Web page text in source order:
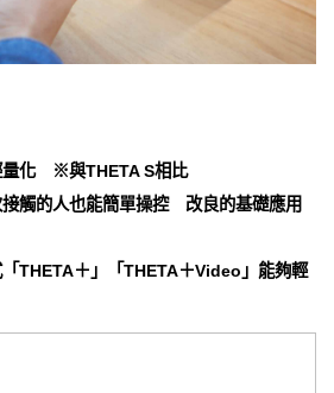
量化 ※與THETA S相比
接觸的人也能簡單操控 改良的基礎應用
「THETA＋」「THETA＋Video」能夠輕